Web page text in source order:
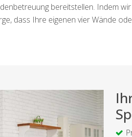
bereitstellen. Indem
dass Ihre eigenen vier Wände